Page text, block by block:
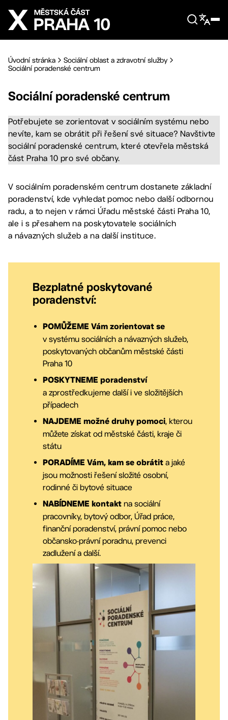
Přejít na hlavní obsah
Úvodní stránka
Sociální oblast a zdravotní služby
Sociální poradenské centrum
Sociální poradenské centrum
Potřebujete se zorientovat v sociálním systému nebo
nevíte, kam se obrátit při řešení své situace? Navštivte
sociální poradenské centrum, které otevřela městská
část Praha 10 pro své občany.
V sociálním poradenském centrum dostanete základní
poradenství, kde vyhledat pomoc nebo další odbornou
radu, a to nejen v rámci Úřadu městské části Praha 10,
ale i s přesahem na poskytovatele sociálních
a návazných služeb a na další instituce.
Bezplatné poskytované
poradenství:
POMŮŽEME Vám zorientovat se
v systému sociálních a návazných služeb,
poskytovaných občanům městské části
Praha 10
POSKYTNEME poradenství
a zprostředkujeme další i ve složitějších
případech
NAJDEME možné druhy pomoci, kterou
můžete získat od městské části, kraje či
státu
PORADÍME Vám, kam se obrátit a jaké
jsou možnosti řešení složité osobní,
rodinné či bytové situace
NABÍDNEME kontakt na sociální
pracovníky, bytový odbor, Úřad práce,
finanční poradenství, právní pomoc nebo
občansko-právní poradnu, prevenci
zadlužení a další.